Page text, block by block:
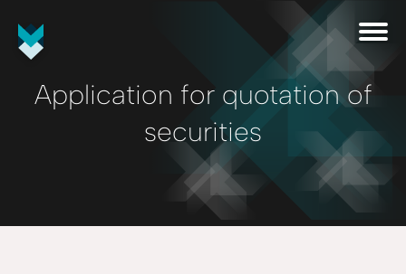
Application for quotation of
securities